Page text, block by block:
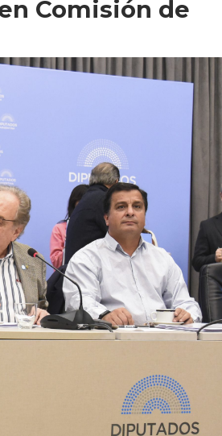
Comisión de